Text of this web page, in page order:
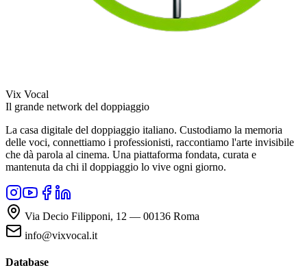
Vix Vocal
Il grande network del doppiaggio
La casa digitale del doppiaggio italiano. Custodiamo la memoria
delle voci, connettiamo i professionisti, raccontiamo l'arte invisibile
che dà parola al cinema. Una piattaforma fondata, curata e
mantenuta da chi il doppiaggio lo vive ogni giorno.
Via Decio Filipponi, 12 — 00136 Roma
info@vixvocal.it
Database